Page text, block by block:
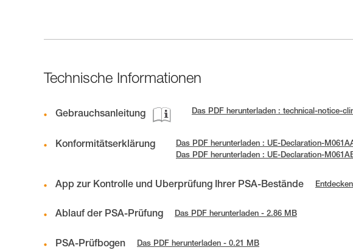
Technische Informationen
Gebrauchsanleitung Das PDF herunterladen : technical-notice-
Konformitätserklärung
Das PDF herunterladen : UE-Declaration-
Das PDF herunterladen : UE-Declaration-
App zur Kontrolle und Überprüfung Ihrer PSA-Bestände
Ablauf der PSA-Prüfung Das PDF herunterladen - 2.86 MB
PSA-Prüfbogen Das PDF herunterladen - 0.21 MB